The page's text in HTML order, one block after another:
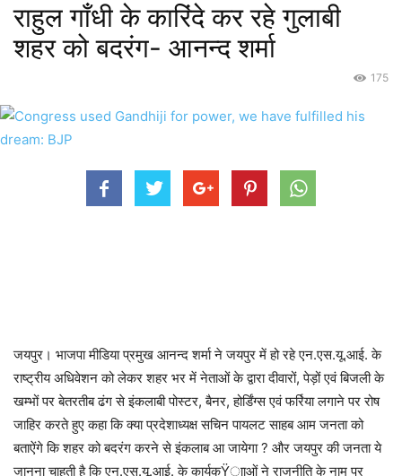
राहुल गाँधी के कारिंदे कर रहे गुलाबी
शहर को बदरंग- आनन्द शर्मा
175
जयपुर। भाजपा मीडिया प्रमुख आनन्द शर्मा ने जयपुर में हो रहे एन.एस.यू.आई. के
राष्ट्रीय अधिवेशन को लेकर शहर भर में नेताओं के द्वारा दीवारों, पेड़ों एवं बिजली के
खम्भों पर बेतरतीब ढंग से इंकलाबी पोस्टर, बैनर, होर्डिंग्स एवं फर्रिया लगाने पर रोष
जाहिर करते हुए कहा कि क्या प्रदेशाध्यक्ष सचिन पायलट साहब आम जनता को
बताऐंगे कि शहर को बदरंग करने से इंकलाब आ जायेगा ? और जयपुर की जनता ये
जानना चाहती है कि एन.एस.यू.आई. के कार्यकŸााओं ने राजनीति के नाम पर